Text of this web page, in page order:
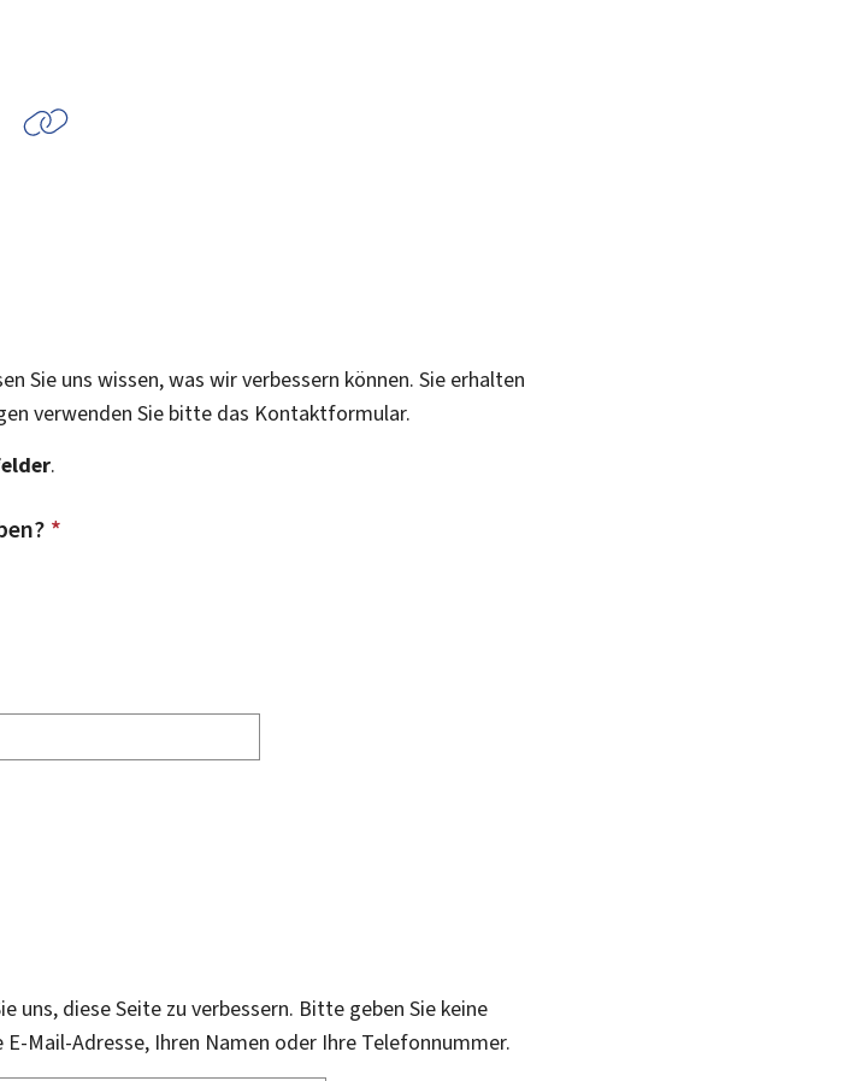
Sie uns wissen, was wir verbessern können. Sie erhalten
verwenden Sie bitte das Kontaktformular.
.
*
uns, diese Seite zu verbessern. Bitte geben Sie keine
Mail-Adresse, Ihren Namen oder Ihre Telefonnummer.